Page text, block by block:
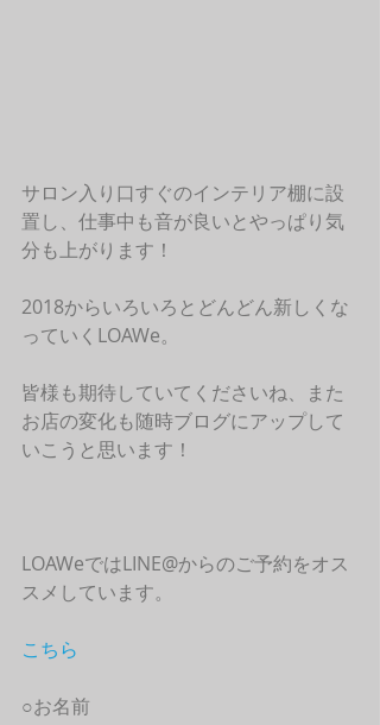
サロン入り口すぐのインテリア棚に設
置し、仕事中も音が良いとやっぱり気
分も上がります！
2018からいろいろとどんどん新しくな
っていくLOAWe。
皆様も期待していてくださいね、また
お店の変化も随時ブログにアップして
いこうと思います！
LOAWeではLINE@からのご予約をオス
スメしています。
こちら
○お名前